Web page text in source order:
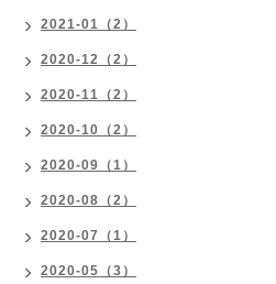
2021-01（2）
2020-12（2）
2020-11（2）
2020-10（2）
2020-09（1）
2020-08（2）
2020-07（1）
2020-05（3）